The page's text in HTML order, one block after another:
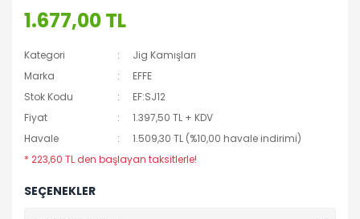
1.677,00 TL
Kategori
Jig Kamışları
Marka
EFFE
Stok Kodu
EF:SJ12
Fiyat
1.397,50 TL + KDV
Havale
1.509,30 TL (%10,00 havale indirimi)
* 223,60 TL den başlayan taksitlerle!
SEÇENEKLER